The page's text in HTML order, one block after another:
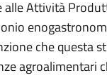
alle Attività
che questa
agroalimentari